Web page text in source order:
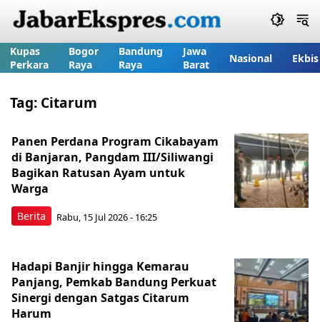
Kupas
Perkara
Bogor
Raya
Bandung
Raya
Jawa
Barat
Nasional Ekbis
Tag: Citarum
Berita
Panen Perdana Program Cikabayam
di Banjaran, Pangdam III/Siliwangi
Bagikan Ratusan Ayam untuk
Warga
Rabu, 15 Jul 2026 - 16:25
Hadapi Banjir hingga Kemarau
Panjang, Pemkab Bandung Perkuat
Sinergi dengan Satgas Citarum
Harum